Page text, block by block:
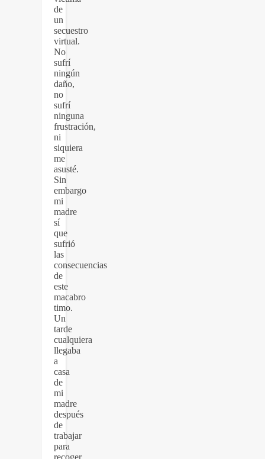
de
un
secuestro
virtual.
No
sufrí
ningún
daño,
no
sufrí
ninguna
frustración,
ni
siquiera
me
asusté.
Sin
embargo
mi
madre
sí
que
sufrió
las
consecuencias
de
este
macabro
timo.
Un
tarde
cualquiera
llegaba
a
casa
de
mi
madre
después
de
trabajar
para
recoger